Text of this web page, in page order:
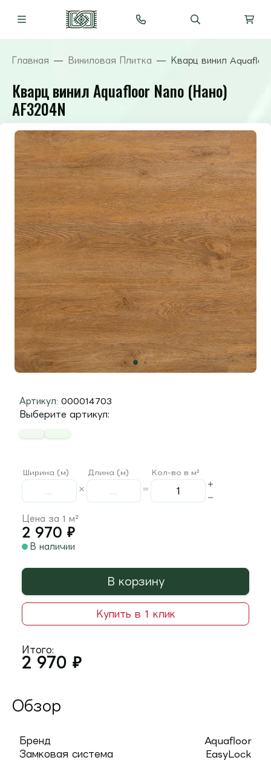
Главная Виниловая Плитка Кварц винил
Кварц винил Aquafloor Nano (Нано)
AF3204N
Артикул: 000014703
Выберите артикул:
Ширина (м) Длина (м) Кол-во в м²
Цена за 1 м²
2 970 ₽
В наличии
В корзину
Купить в 1 клик
Итого:
2 970 ₽
Обзор
Бренд
Aquafloor
Замковая система
EasyLock